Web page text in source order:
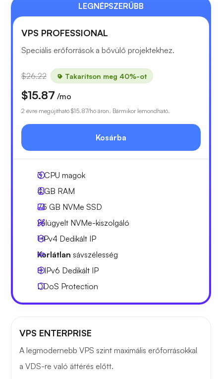
LEGNÉPSZERŰBB
VPS PROFESSIONAL
Speciális erőforrások a bővülő projektekhez.
$26.22 Takarítson meg 40%-ot
$15.87 /mo
2 évre megújítható $15.87/hó áron. Bármikor lemondható.
Kosárba
3CPU magok
4 GB RAM
75 GB NVMe SSD
Felügyelt NVMe-kiszolgáló
1 IPv4 Dedikált IP
Korlátlan sávszélesség
8 IPv6 Dedikált IP
DDoS Protection
VPS ENTERPRISE
A legmodernebb VPS szint maximális erőforrásokkal
a VDS-re való áttérés előtt.